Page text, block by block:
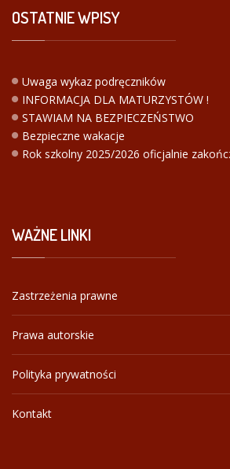
OSTATNIEWPISY
Uwaga wykaz podręczników
INFORMACJA DLA MATURZYSTÓW !
STAWIAM NA BEZPIECZEŃSTWO
Bezpieczne wakacje
Rok szkolny 2025/2026 oficjalnie
WAŻNELINKI
Zastrzeżenia prawne
Prawa autorskie
Polityka prywatności
Kontakt